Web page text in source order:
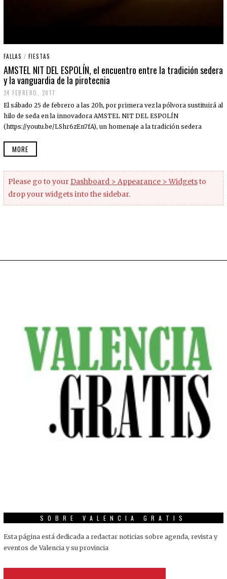
FALLAS / FIESTAS
AMSTEL NIT DEL ESPOLÍN, el encuentro entre la tradición sedera
y la vanguardia de la pirotecnia
24 FEBRERO, 2017
A
B
R
I
El sábado 25 de febrero a las 20h, por primera vez la pólvora sustituirá al
hilo de seda en la innovadora AMSTEL NIT DEL ESPOLÍN
(https://youtu.be/LShr6zEn7fA), un homenaje a la tradición sedera
MORE
Please go to yourDashboard > Appearance > Widgetsto
drop your widgets into the sidebar.
SOBRE VALENCIA GRATIS
Esta página está dedicada a redactar noticias sobre agenda, revista y
eventos de Valencia y su provincia